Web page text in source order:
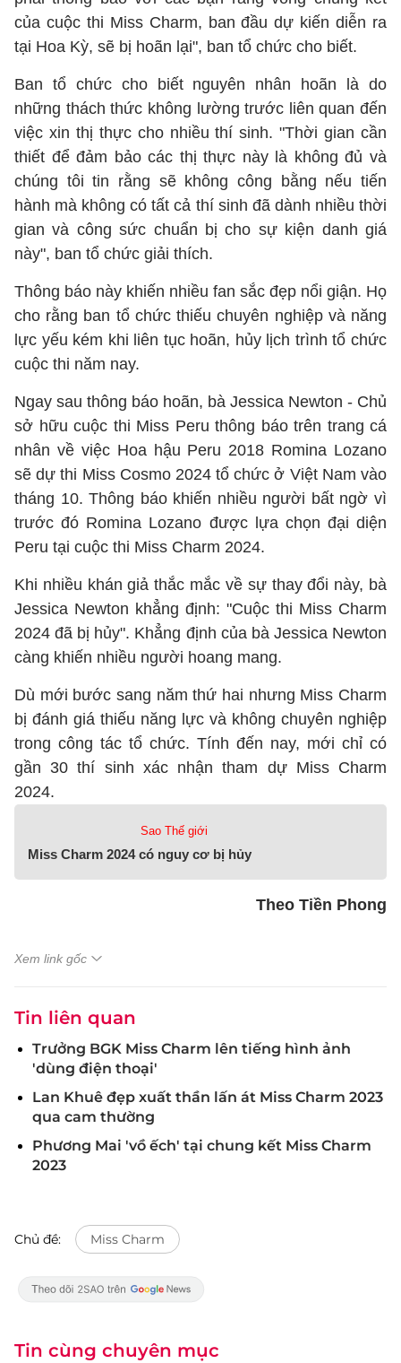
của cuộc thi Miss Charm, ban đầu dự kiến ​​diễn ra
tại Hoa Kỳ, sẽ bị hoãn lại", ban tổ chức cho biết.
Ban tổ chức cho biết nguyên nhân hoãn là do
những thách thức không lường trước liên quan đến
việc xin thị thực cho nhiều thí sinh. "Thời gian cần
thiết để đảm bảo các thị thực này là không đủ và
chúng tôi tin rằng sẽ không công bằng nếu tiến
hành mà không có tất cả thí sinh đã dành nhiều thời
gian và công sức chuẩn bị cho sự kiện danh giá
này", ban tổ chức giải thích.
Thông báo này khiến nhiều fan sắc đẹp nổi giận. Họ
cho rằng ban tổ chức thiếu chuyên nghiệp và năng
lực yếu kém khi liên tục hoãn, hủy lịch trình tổ chức
cuộc thi năm nay.
Ngay sau thông báo hoãn, bà Jessica Newton - Chủ
sở hữu cuộc thi Miss Peru thông báo trên trang cá
nhân về việc Hoa hậu Peru 2018 Romina Lozano
sẽ dự thi Miss Cosmo 2024 tổ chức ở Việt Nam vào
tháng 10. Thông báo khiến nhiều người bất ngờ vì
trước đó Romina Lozano được lựa chọn đại diện
Peru tại cuộc thi Miss Charm 2024.
Khi nhiều khán giả thắc mắc về sự thay đổi này, bà
Jessica Newton khẳng định: "Cuộc thi Miss Charm
2024 đã bị hủy". Khẳng định của bà Jessica Newton
càng khiến nhiều người hoang mang.
Dù mới bước sang năm thứ hai nhưng Miss Charm
bị đánh giá thiếu năng lực và không chuyên nghiệp
trong công tác tổ chức. Tính đến nay, mới chỉ có
gần 30 thí sinh xác nhận tham dự Miss Charm
2024.
Sao Thế giới
Miss Charm 2024 có nguy cơ bị hủy
Theo Tiền Phong
Xem link gốc
Tin liên quan
Trưởng BGK Miss Charm lên tiếng hình ảnh
'dùng điện thoại'
Lan Khuê đẹp xuất thần lấn át Miss Charm 2023
qua cam thường
Phương Mai 'vồ ếch' tại chung kết Miss Charm
2023
Chủ đề: Miss Charm
Tin cùng chuyên mục